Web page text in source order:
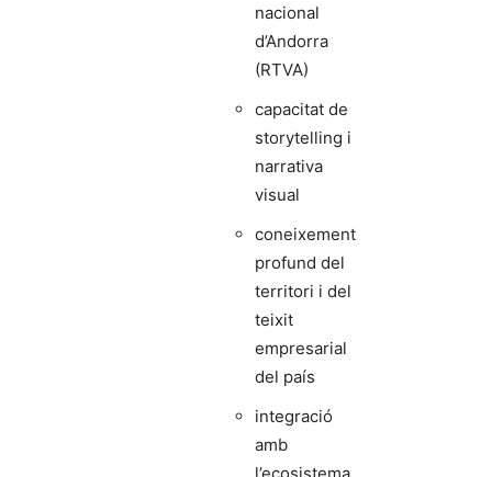
nacional
d’Andorra
(RTVA)
capacitat de
storytelling i
narrativa
visual
coneixement
profund del
territori i del
teixit
empresarial
del país
integració
amb